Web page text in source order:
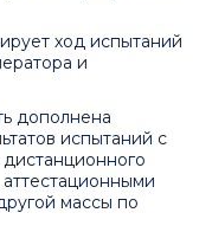
ход испытаний
и
дополнена
испытаний с
массы по